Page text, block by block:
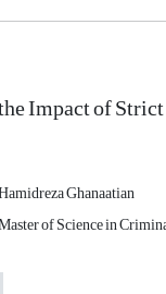
Impact of
Ghanaatian
of Science in